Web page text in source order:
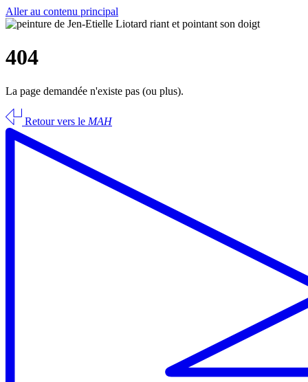
Aller au contenu principal
404
La page demandée n'existe pas (ou plus).
Retour vers le MAH